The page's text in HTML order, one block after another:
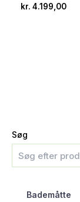
Søg
Bademåtte
kr. 4.199,00